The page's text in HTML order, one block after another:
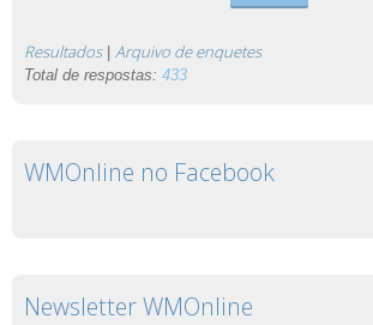
Resultados| Arquivo de enquetes
Total de respostas: 433
WMOnline no Facebook
Newsletter WMOnline